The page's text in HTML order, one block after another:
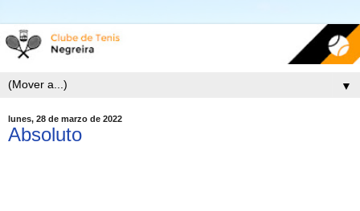
▼
lunes, 28 de marzo de 2022
Absoluto